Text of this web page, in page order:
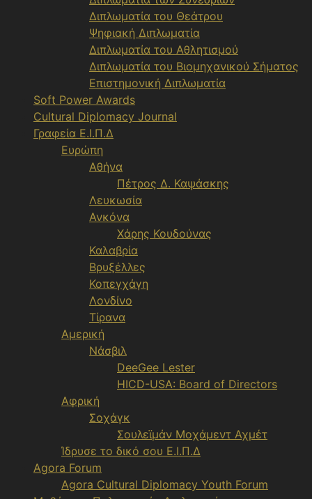
Διπλωματία του Θεάτρου
Ψηφιακή Διπλωματία
Διπλωματία του Αθλητισμού
Διπλωματία του Βιομηχανικού Σήματος
Επιστημονική Διπλωματία
Soft Power Awards
Cultural Diplomacy Journal
Γραφεία Ε.Ι.Π.Δ
Ευρώπη
Αθήνα
Πέτρος Δ. Καψάσκης
Λευκωσία
Ανκόνα
Χάρης Κουδούνας
Καλαβρία
Βρυξέλλες
Κοπεγχάγη
Λονδίνο
Τίρανα
Αμερική
Νάσβιλ
DeeGee Lester
HICD-USA: Board of Directors
Αφρική
Σοχάγκ
Σουλεϊμάν Μοχάμεντ Αχμέτ
Ίδρυσε το δικό σου Ε.Ι.Π.Δ
Agora Forum
Agora Cultural Diplomacy Youth Forum